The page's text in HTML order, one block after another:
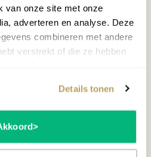
van onze site met onze
adverteren en analyse. Deze
combineren met andere
verstrekt of die ze hebben
Details tonen
groots wil spelen.